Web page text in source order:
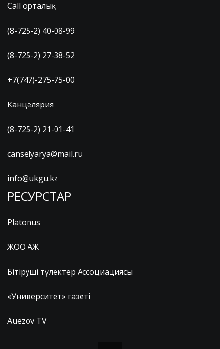
Call орталық
(8-725-2) 40-08-99
(8-725-2) 27-38-52
+7(747)-275-75-00
Канцелярия
(8-725-2) 21-01-41
canselyarya@mail.ru
info@ukgu.kz
РЕСУРСТАР
Platonus
ЖОО АЖ
Бітіруші түлектер Ассоциациясы
«Университет» газеті
Auezov TV